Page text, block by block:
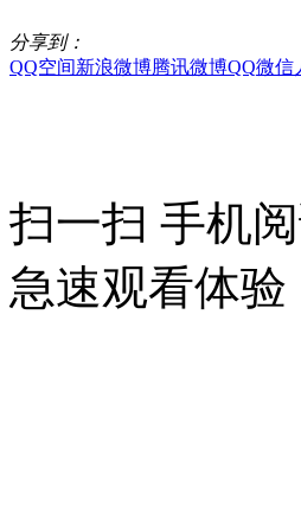
分享到：
QQ空间新浪微博腾讯微博QQ微信
扫一扫 手机
急速观看体验